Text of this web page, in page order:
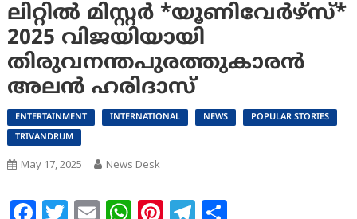
ലിറ്റിൽ മിസ്റ്റർ *യൂണിവേർഴ്സ്*
2025 വിജയിയായി
തിരുവനന്തപുരത്തുകാരൻ
അലൻ ഹരിദാസ്
ENTERTAINMENT INTERNATIONAL NEWS
POPULAR STORIES
TRIVANDRUM
May 17, 2025 News Desk
Facebook
Twitter
EmailWhatsApp
Pinterest
Telegram
Share